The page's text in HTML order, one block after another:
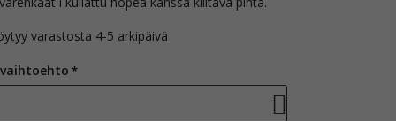
varastosta 4-5 arkipäivä